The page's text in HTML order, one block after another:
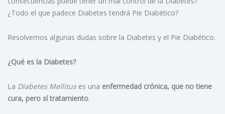
¿Todo el que padece Diabetes tendrá Pie Diabético?
Resolvemos algunas dudas sobre la Diabetes y el Pie Diabético.
¿Qué es la Diabetes?
La Diabetes Mellituses una enfermedad crónica, que no tiene
cura, pero sí tratamiento.